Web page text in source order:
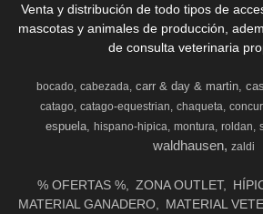
Venta y distribución de todo tipos de
mascotas y animales de producción,
de consulta veterinaria
bocado cabezada carr & day & martin
catago catago-equestrian chaqueta
espuela
hispano-hipica montura roldan
waldhausen zaldi
% OFERTAS % ZONA OUTLET
MATERIAL GANADERO
MATERIAL